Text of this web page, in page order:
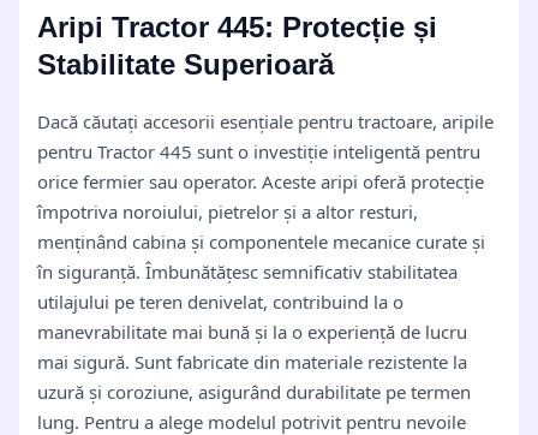
Aripi Tractor 445: Protecție și
Stabilitate Superioară
Dacă căutați accesorii esențiale pentru tractoare, aripile
pentru Tractor 445 sunt o investiție inteligentă pentru
orice fermier sau operator. Aceste aripi oferă protecție
împotriva noroiului, pietrelor și a altor resturi,
menținând cabina și componentele mecanice curate și
în siguranță. Îmbunătățesc semnificativ stabilitatea
utilajului pe teren denivelat, contribuind la o
manevrabilitate mai bună și la o experiență de lucru
mai sigură. Sunt fabricate din materiale rezistente la
uzură și coroziune, asigurând durabilitate pe termen
lung. Pentru a alege modelul potrivit pentru nevoile